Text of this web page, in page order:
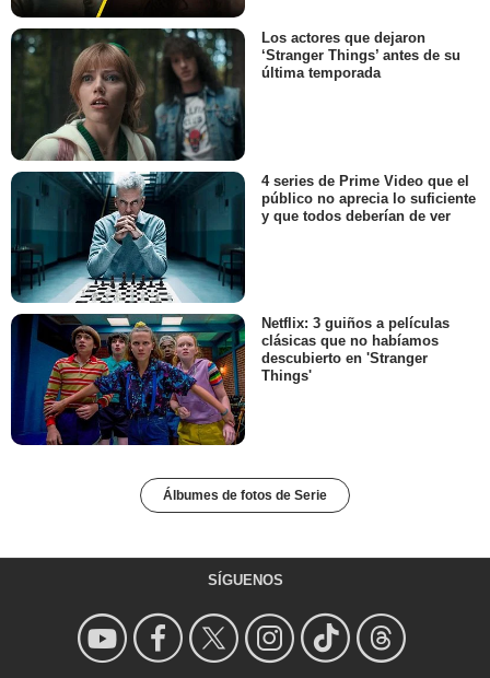
Los actores que dejaron
‘Stranger Things’ antes de su
última temporada
4 series de Prime Video que el
público no aprecia lo suficiente
y que todos deberían de ver
Netflix: 3 guiños a películas
clásicas que no habíamos
descubierto en 'Stranger
Things'
Álbumes de fotos de Serie
SÍGUENOS